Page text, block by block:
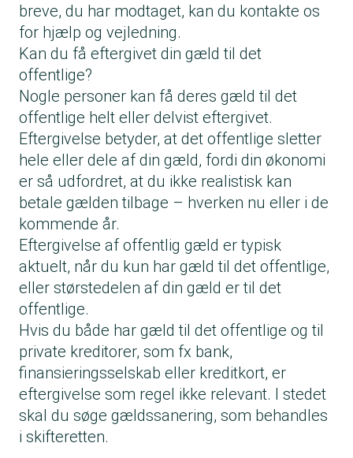
breve, du har modtaget, kan du kontakte os
for hjælp og vejledning.
Kan du få eftergivet din gæld til det
offentlige?
Nogle personer kan få deres gæld til det
offentlige helt eller delvist eftergivet.
Eftergivelse betyder, at det offentlige sletter
hele eller dele af din gæld, fordi din økonomi
er så udfordret, at du ikke realistisk kan
betale gælden tilbage – hverken nu eller i de
kommende år.
Eftergivelse af offentlig gæld er typisk
aktuelt, når du kun har gæld til det offentlige,
eller størstedelen af din gæld er til det
offentlige.
Hvis du både har gæld til det offentlige og til
private kreditorer, som fx bank,
finansieringsselskab eller kreditkort, er
eftergivelse som regel ikke relevant. I stedet
skal du søge gældssanering, som behandles
i skifteretten.